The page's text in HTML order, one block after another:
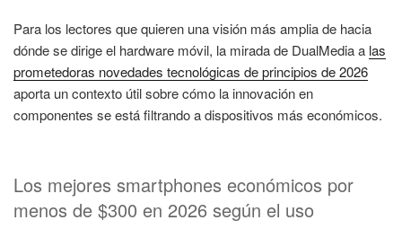
Para los lectores que quieren una visión más amplia de hacia
dónde se dirige el hardware móvil, la mirada de DualMedia a las
prometedoras novedades tecnológicas de principios de 2026
aporta un contexto útil sobre cómo la innovación en
componentes se está filtrando a dispositivos más económicos.
Los mejores smartphones económicos por
menos de $300 en 2026 según el uso